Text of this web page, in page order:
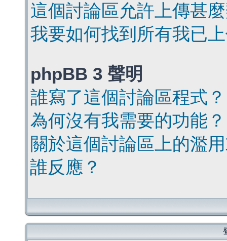
這個討論區允許上傳甚
我要如何找到所有我已
phpBB 3 聲明
誰寫了這個討論區程式？
為何沒有我需要的功能？
關於這個討論區上的濫
誰反應？